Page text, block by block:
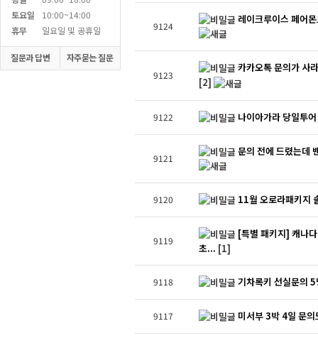
토요일
10:00~14:00
휴무
일요일 및 공휴일
질문과 답변 자주묻는 질문
9124
레이크루이스 페어
9123
카카오톡 문의가 사
[2]
9122 나이아가라 당일투
9121
문의 전에 드렸는데
9120 11월 오로라패키지
9119
[특별 패키지] 캐나
초... [1]
9118 기차록키 선실문의
9117 미서부 3박 4일 문